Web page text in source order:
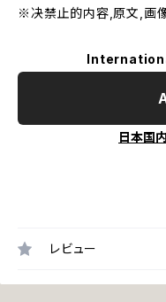
※决禁止的内容,原文,画像
日本国
レビュー